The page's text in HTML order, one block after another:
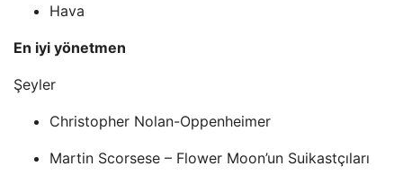
Hava
En iyi yönetmen
Şeyler
Christopher Nolan-Oppenheimer
Martin Scorsese – Flower Moon’un Suikastçıları